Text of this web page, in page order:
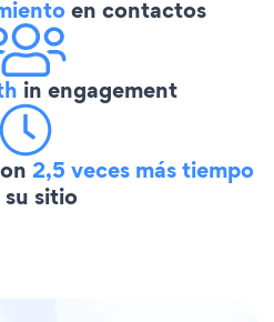
en contactos
in engagement
2,5 veces más tiempo
su sitio